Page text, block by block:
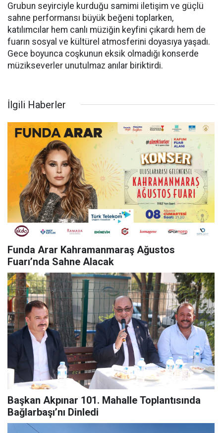
Grubun seyirciyle kurduğu samimi iletişim ve güçlü
sahne performansı büyük beğeni toplarken,
katılımcılar hem canlı müziğin keyfini çıkardı hem de
fuarın sosyal ve kültürel atmosferini doyasıya yaşadı.
Gece boyunca coşkunun eksik olmadığı konserde
müzikseverler unutulmaz anılar biriktirdi.
İlgili Haberler
Funda Arar Kahramanmaraş Ağustos
Fuarı’nda Sahne Alacak
Başkan Akpınar 101. Mahalle Toplantısında
Bağlarbaşı’nı Dinledi